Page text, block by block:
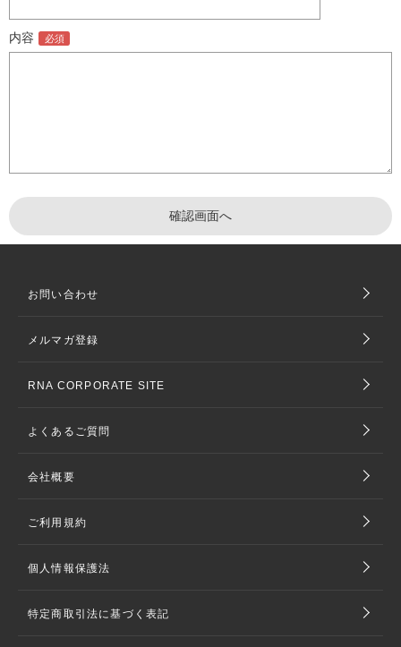
内容
お問い合わせ
メルマガ登録
RNA CORPORATE SITE
よくあるご質問
会社概要
ご利用規約
個人情報保護法
特定商取引法に基づく表記